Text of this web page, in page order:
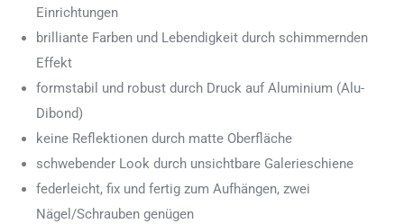
Einrichtungen
brilliante Farben und Lebendigkeit durch schimmernden
Effekt
formstabil und robust durch Druck auf Aluminium (Alu-
Dibond)
keine Reflektionen durch matte Oberfläche
schwebender Look durch unsichtbare Galerieschiene
federleicht, fix und fertig zum Aufhängen, zwei
Nägel/Schrauben genügen